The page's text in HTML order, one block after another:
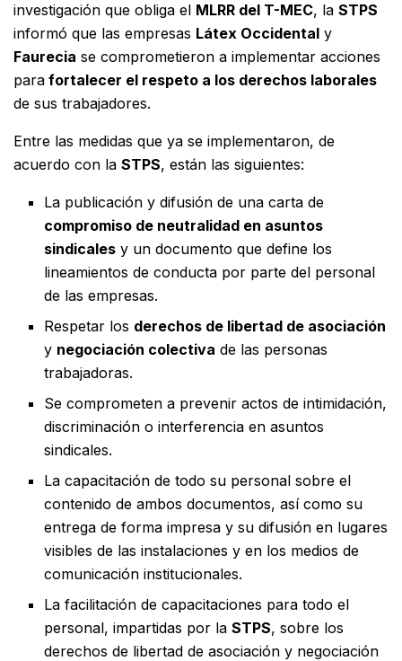
investigación que obliga el MLRR del T-MEC, la STPS
informó que las empresas Látex Occidental y
Faurecia se comprometieron a implementar acciones
para fortalecer el respeto a los derechos laborales
de sus trabajadores.
Entre las medidas que ya se implementaron, de
acuerdo con la STPS, están las siguientes:
La publicación y difusión de una carta de
compromiso de neutralidad en asuntos
sindicales y un documento que define los
lineamientos de conducta por parte del personal
de las empresas.
Respetar los derechos de libertad de asociación
y negociación colectiva de las personas
trabajadoras.
Se comprometen a prevenir actos de intimidación,
discriminación o interferencia en asuntos
sindicales.
La capacitación de todo su personal sobre el
contenido de ambos documentos, así como su
entrega de forma impresa y su difusión en lugares
visibles de las instalaciones y en los medios de
comunicación institucionales.
La facilitación de capacitaciones para todo el
personal, impartidas por laSTPS, sobre los
derechos de libertad de asociación y negociación